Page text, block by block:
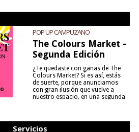
POP UP CAMPUZANO
The Colours Market -
Segunda Edición
¿Te quedaste con ganas de The
Colours Market? Si es así, estás
de suerte, porque anunciamos
con gran ilusión que vuelve a
nuestro espacio, en una segunda
Servicios